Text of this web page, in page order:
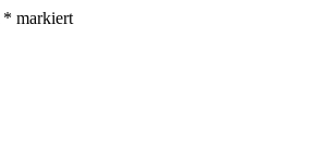
* markiert